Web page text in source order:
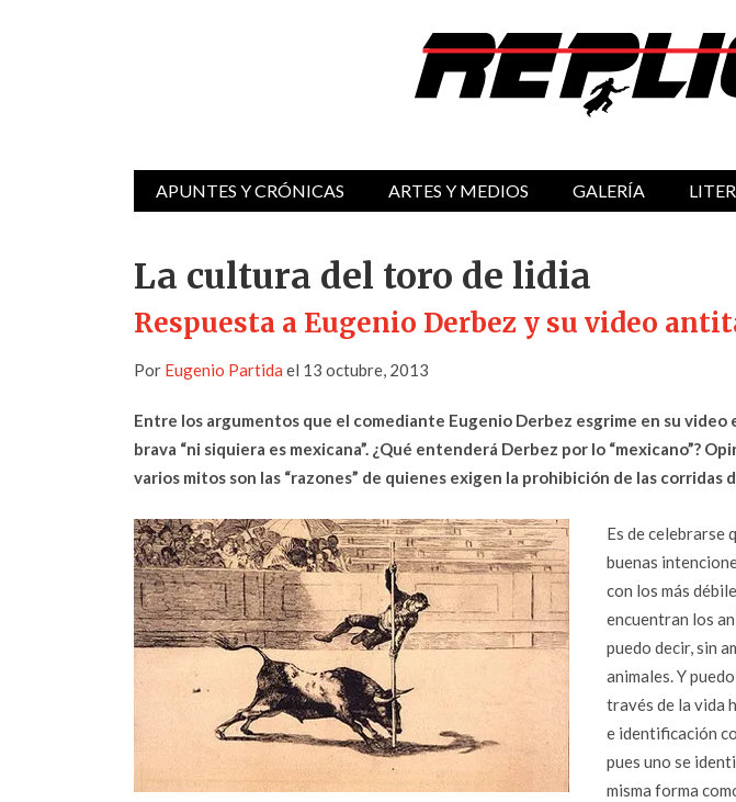
APUNTES Y CRÓNICAS ARTES Y MEDIOS GALERÍA
La cultura del toro de lidia
Respuesta a Eugenio Derbez y su video
Por Eugenio Partida el 13 octubre, 2013
Entre los argumentos que el comediante Eugenio Derbez esgrime en su video
brava “ni siquiera es mexicana”. ¿Qué entenderá Derbez por lo “mexicano”?
varios mitos son las “razones” de quienes exigen la prohibición de las corridas
Es de celebrarse
buenas
con los más
encuentran los
puedo decir, sin
animales. Y
través de la vida
e identificación
pues uno se
misma forma